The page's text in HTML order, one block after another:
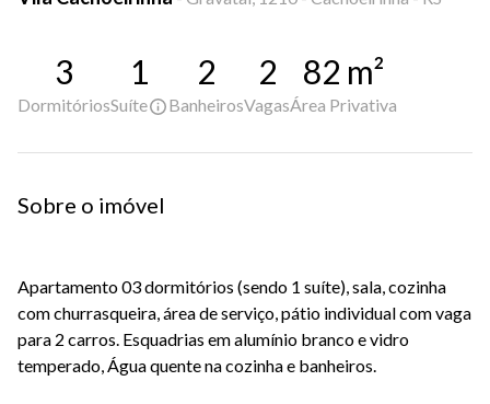
3
Dormitórios
1
Suíte
2
Banheiros
2
Vagas
82 m²
Área Privativa
Sobre o imóvel
Apartamento 03 dormitórios (sendo 1 suíte), sala, cozinha
com churrasqueira, área de serviço, pátio individual com vaga
para 2 carros. Esquadrias em alumínio branco e vidro
temperado, Água quente na cozinha e banheiros.